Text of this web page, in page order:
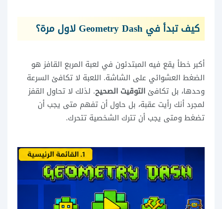
كيف تبدأ في Geometry Dash لاول مرة؟
أكبر خطأ يقع فيه المبتدئون في لعبة المربع القافز هو
الضغط العشوائي على الشاشة. اللعبة لا تكافئ السرعة
وحدها، بل تكافئ التوقيت الصحيح. لذلك لا تحاول القفز
لمجرد أنك رأيت عقبة، بل حاول أن تفهم متى يجب أن
تضغط ومتى يجب أن تترك الشخصية تتحرك.